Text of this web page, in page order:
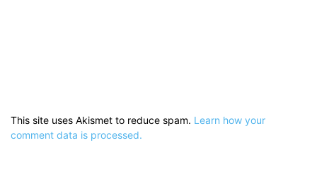
This site uses Akismet to reduce spam. Learn how your
comment data is processed.